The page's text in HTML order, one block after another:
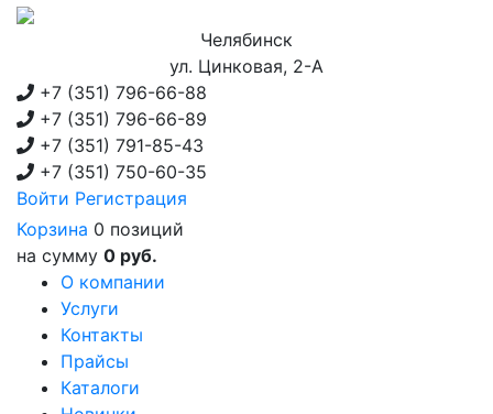
Челябинск
ул. Цинковая, 2-А
+7 (351) 796-66-88
+7 (351) 796-66-89
+7 (351) 791-85-43
+7 (351) 750-60-35
Войти Регистрация
Корзина 0 позиций
на сумму 0 руб.
О компании
Услуги
Контакты
Прайсы
Каталоги